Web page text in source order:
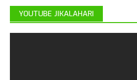
YOUTUBE JIKALAHARI